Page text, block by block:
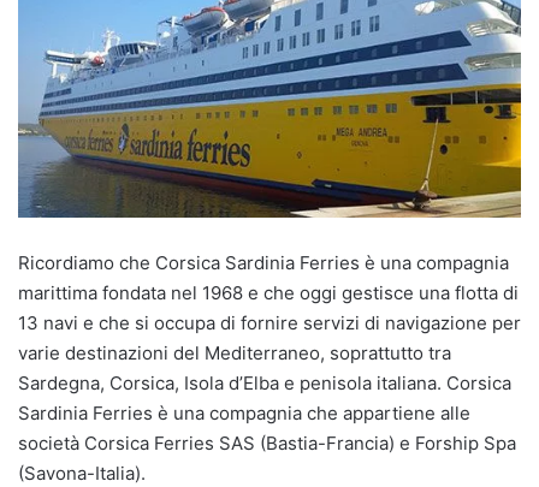
Ricordiamo che Corsica Sardinia Ferries è una compagnia
marittima fondata nel 1968 e che oggi gestisce una flotta di
13 navi e che si occupa di fornire servizi di navigazione per
varie destinazioni del Mediterraneo, soprattutto tra
Sardegna, Corsica, Isola d’Elba e penisola italiana. Corsica
Sardinia Ferries è una compagnia che appartiene alle
società Corsica Ferries SAS (Bastia-Francia) e Forship Spa
(Savona-Italia).